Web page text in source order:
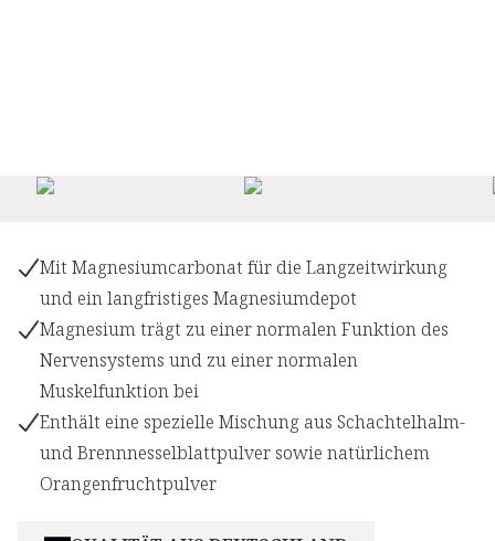
Mit Magnesiumcarbonat für die Langzeitwirkung
und ein langfristiges Magnesiumdepot
Magnesium trägt zu einer normalen Funktion des
Nervensystems und zu einer normalen
Muskelfunktion bei
Enthält eine spezielle Mischung aus Schachtelhalm-
und Brennnesselblattpulver sowie natürlichem
Orangenfruchtpulver